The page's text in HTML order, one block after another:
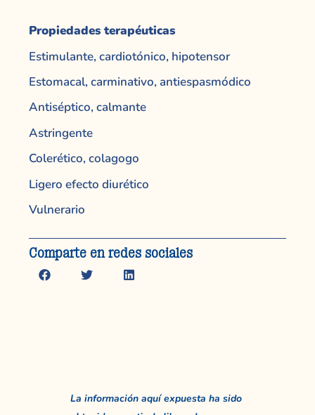
Propiedades terapéuticas
Estimulante, cardiotónico, hipotensor
Estomacal, carminativo, antiespasmódico
Antiséptico, calmante
Astringente
Colerético, colagogo
Ligero efecto diurético
Vulnerario
Comparte en redes sociales
La información aquí expuesta ha sido